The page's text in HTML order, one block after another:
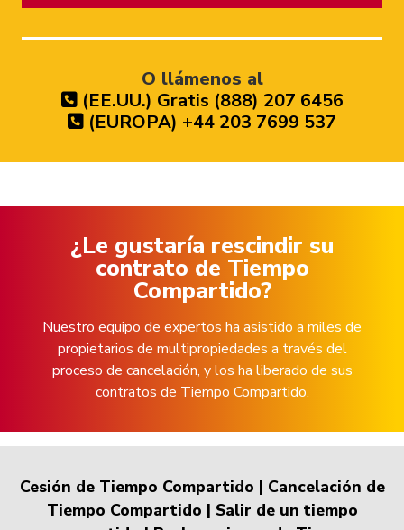
O llámenos al
(EE.UU.) Gratis (888) 207 6456
(EUROPA) +44 203 7699 537
¿Le gustaría rescindir su
contrato de Tiempo
Compartido?
Nuestro equipo de expertos ha asistido a miles de
propietarios de multipropiedades a través del
proceso de cancelación, y los ha liberado de sus
contratos de Tiempo Compartido.
Cesión de Tiempo Compartido | Cancelación de
Tiempo Compartido | Salir de un tiempo